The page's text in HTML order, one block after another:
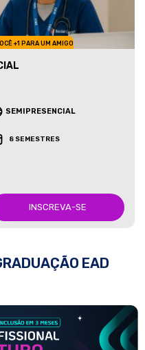
+1 PARA UM AMIGO
SEMIPRESENCIAL
8 SEMESTRES
INSCREVA-SE
EAD